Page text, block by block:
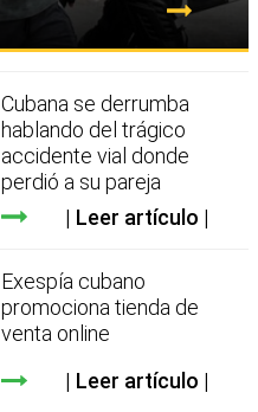
Cubana se derrumba
hablando del trágico
accidente vial donde
perdió a su pareja
Leer artículo
Exespía cubano
promociona tienda de
venta online
Leer artículo